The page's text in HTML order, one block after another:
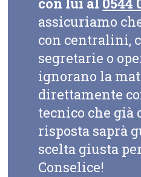
assicuriamo
con centralini,
segretarie o
ignorano la
direttamente
tecnico che già
risposta saprà
scelta giusta
Conselice!